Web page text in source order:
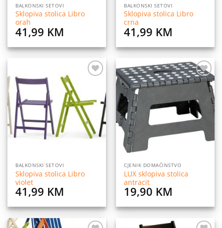
BALKONSKI SETOVI
Sklopiva stolica Libro
orah
41,99 KM
BALKONSKI SETOVI
Sklopiva stolica Libro
crna
41,99 KM
želja
BALKONSKI SETOVI
Sklopiva stolica Libro
violet
41,99 KM
Dodaj
želja
CJENIK DOMAĆINSTVO
LUX sklopiva stolica
antracit
19,90 KM